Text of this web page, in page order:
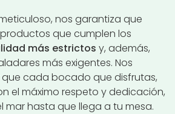
nos garantiza que
que cumplen los
más estrictos y, además,
más exigentes. Nos
cada bocado que disfrutas,
el máximo respeto y dedicación,
mar hasta que llega a tu mesa.